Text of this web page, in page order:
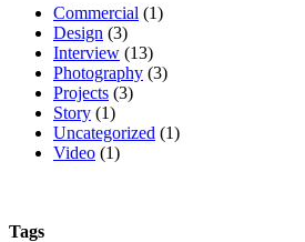
Commercial (1)
Design (3)
Interview (13)
Photography (3)
Projects (3)
Story (1)
Uncategorized (1)
Video (1)
Tags